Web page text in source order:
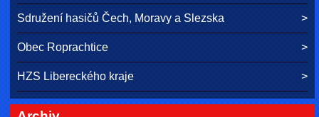
Sdružení hasičů Čech, Moravy a Slezska
Obec Roprachtice
HZS Libereckého kraje